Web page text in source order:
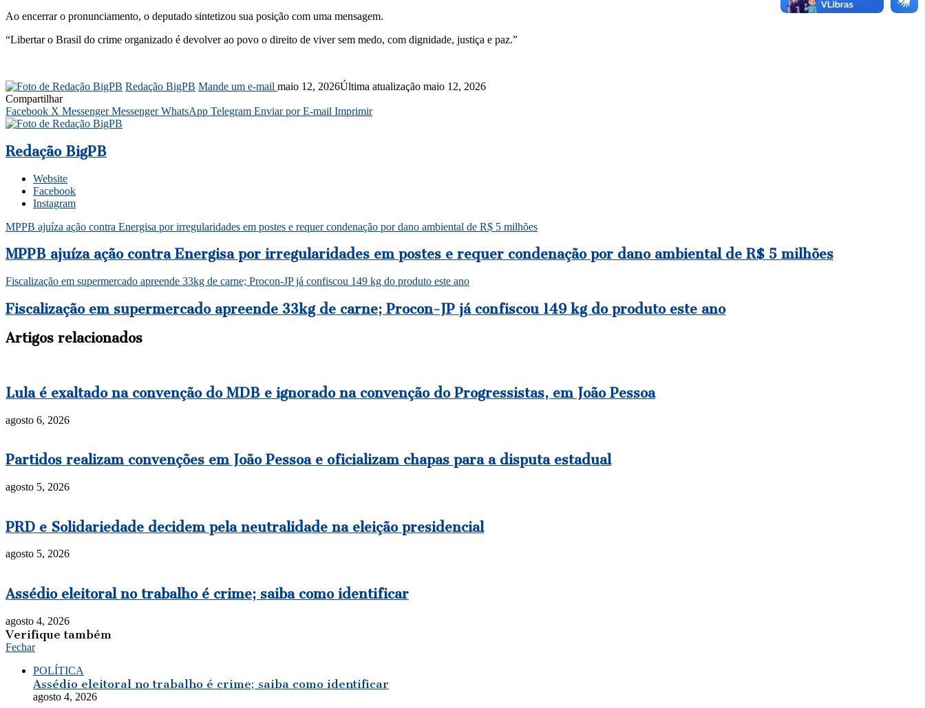
Ao encerrar o pronunciamento, o deputado sintetizou sua posição com uma mensagem.
“Libertar o Brasil do crime organizado é devolver ao povo o direito de viver sem medo, com dignidade, justiça e paz.”
Redação BigPB Mande um e-mail maio 12, 2026Última atualização maio 12, 2026
Compartilhar
Facebook X Messenger Messenger WhatsApp Telegram Enviar por E-mail Imprimir
Redação BigPB
Website
Facebook
Instagram
MPPB ajuíza ação contra Energisa por irregularidades em postes e requer condenação por dano ambiental de R$ 5 milhões
MPPB ajuíza ação contra Energisa por irregularidades em postes e requer condenação por dano ambiental de R$ 5 milhões
Fiscalização em supermercado apreende 33kg de carne; Procon-JP já confiscou 149 kg do produto este ano
Fiscalização em supermercado apreende 33kg de carne; Procon-JP já confiscou 149 kg do produto este ano
Artigos relacionados
Lula é exaltado na convenção do MDB e ignorado na convenção do Progressistas, em João Pessoa
agosto 6, 2026
Partidos realizam convenções em João Pessoa e oficializam chapas para a disputa estadual
agosto 5, 2026
PRD e Solidariedade decidem pela neutralidade na eleição presidencial
agosto 5, 2026
Assédio eleitoral no trabalho é crime; saiba como identificar
agosto 4, 2026
Verifique também
Fechar
POLÍTICA
Assédio eleitoral no trabalho é crime; saiba como identificar
agosto 4, 2026